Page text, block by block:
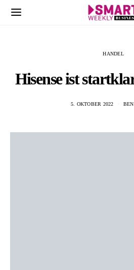
HANDEL
Hisense ist
5. OKTOBER 2022